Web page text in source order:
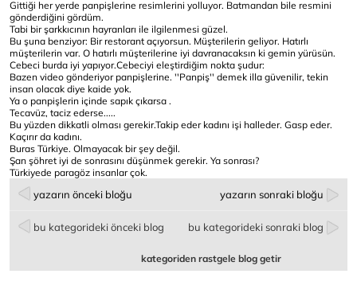
Gittiği her yerde panpişlerine resimlerini yolluyor. Batmandan bile resmini
gönderdiğini gördüm.
Tabi bir şarkkıcının hayranları ile ilgilenmesi güzel.
Bu şuna benziyor: Bir restorant açıyorsun. Müşterilerin geliyor. Hatırlı
müşterilerin var. O hatırlı müşterilerine iyi davranacaksın ki gemin yürüsün.
Cebeci burda iyi yapıyor.Cebeciyi eleştirdiğim nokta şudur:
Bazen video gönderiyor panpişlerine. ''Panpiş'' demek illa güvenilir, tekin
insan olacak diye kaide yok.
Ya o panpişlerin içinde sapık çıkarsa .
Tecavüz, taciz ederse.....
Bu yüzden dikkatli olması gerekir.Takip eder kadını işi halleder. Gasp eder.
Kaçırır da kadını.
Buras Türkiye. Olmayacak bir şey değil.
Şan şöhret iyi de sonrasını düşünmek gerekir. Ya sonrası?
Türkiyede paragöz insanlar çok.
yazarın önceki bloğu yazarın sonraki bloğu
bu kategorideki önceki blog bu kategorideki sonraki blog
kategoriden rastgele blog getir